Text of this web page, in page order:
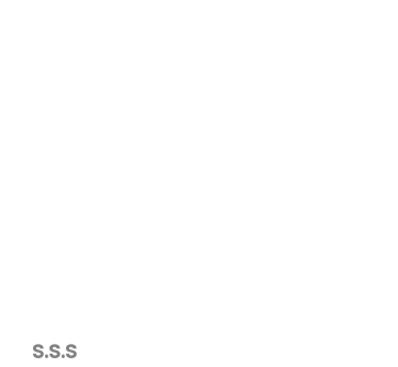
S.S.S